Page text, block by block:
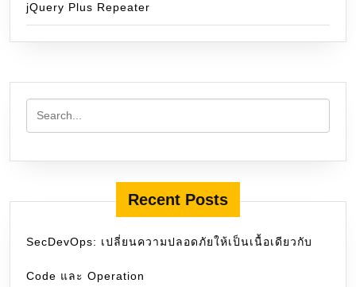
jQuery Plus Repeater
Recent Posts
SecDevOps: เปลี่ยนความปลอดภัยให้เป็นเนื้อเดียวกับ
Code และ Operation